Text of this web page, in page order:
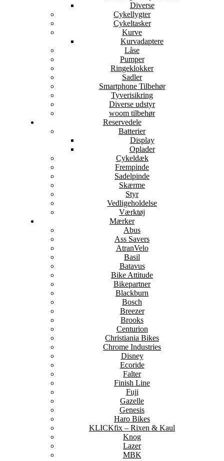
Diverse
Cykellygter
Cykeltasker
Kurve
Kurvadaptere
Låse
Pumper
Ringeklokker
Sadler
Smartphone Tilbehør
Tyverisikring
Diverse udstyr
woom tilbehør
Reservedele
Batterier
Display
Oplader
Cykeldæk
Frempinde
Sadelpinde
Skærme
Styr
Vedligeholdelse
Værktøj
Mærker
Abus
Ass Savers
AtranVelo
Basil
Batavus
Bike Attitude
Bikepartner
Blackburn
Bosch
Breezer
Brooks
Centurion
Christiania Bikes
Chrome Industries
Disney
Ecoride
Falter
Finish Line
Fuji
Gazelle
Genesis
Haro Bikes
KLICKfix – Rixen & Kaul
Knog
Lazer
MBK